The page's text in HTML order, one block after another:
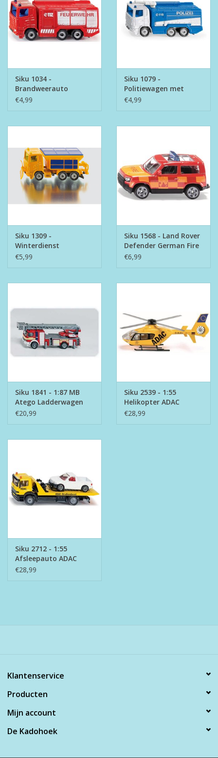
Siku 1034 -
Brandweerauto
€4,99
Siku 1079 -
Politiewagen met
waterkanon
€4,99
Siku 1309 -
Winterdienst
€5,99
Siku 1568 - Land Rover
Defender German Fire
Brigade
€6,99
Siku 1841 - 1:87 MB
Atego Ladderwagen
€20,99
Siku 2539 - 1:55
Helikopter ADAC
€28,99
Siku 2712 - 1:55
Afsleepauto ADAC
€28,99
Klantenservice
Producten
Mijn account
De Kadohoek